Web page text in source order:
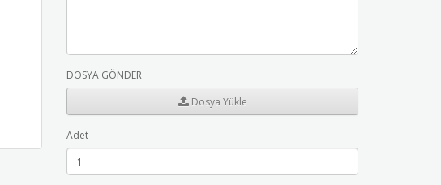
DOSYA GÖNDER
Dosya Yükle
Adet